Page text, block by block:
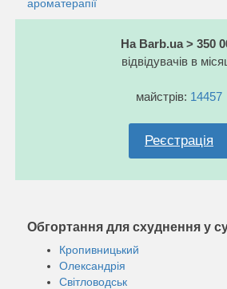
ароматерапії
На Barb.ua > 350
відвідувачів в
майстрів: 14457
Реєстрація
Обгортання для схуднення у
Кропивницький
Олександрія
Світловодськ